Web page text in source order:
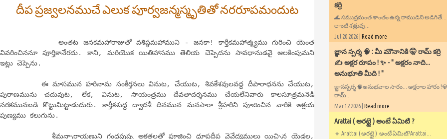
దీప ప్రజ్వలనముచే ఎలుక పూర్వజన్మస్మృతితో నరరూపమందుట
అంతట జనకమహారాజుతో వశిష్ఠమహాముని - జనకా! కార్తీకమహాత్మ్యము గురించి యెంత
వివరించిననూ పూర్తికానేరదు. కాని, మరియొక యితిహాసము తెలియ చెప్పెదను సావధానుడవై ఆలకింపుమని
ఇట్లు చెప్పెను.
ఈ మాసమున హరినామ సంకీర్తనలు వినుట, చేయుట, శివకేశవులవద్ద దీపారాధనను చేయుట,
పురాణమును చదువుట, లేక, వినుట, సాయంత్రము దేవతాదర్శనము చేయలేనివారు కాలసూత్రమనెడి
నరకమునబడి కొట్టుమిట్టాడుదురు. కార్తీకశుద్ద ద్వాదశీ దినమున మనసారా శ్రీహరిని పూజించిన వారికి అక్షయ
పుణ్యము కలుగును.
శ్రీమన్నారాయణుని గంధపుష్ప అక్షతలతో పూజించి ధూపదీప నైవేద్యములు యిచ్చిన యెడల,
కర్రి
🌊 సముద్రమంత శాంతం ఉన్న రాముడిని
లాంటి శత్రువు...
Jul 20 2026 | Read more
​జ్ఞాన స్పర్శ 🧠 : మీ మౌనానికి 🤫 రామ్ కర్రి
✍️ అక్షర రూపం ! ✨ - ​" అక్షరం నాది...
అనుభూతి మీది ! "
జ్ఞానస్పర్శ 🧠అనుభవాల సారం... అక్షరాల హారం
రామ్...
Mar 12 2026 | Read more
Arattai ( అరట్టై ) అంటే ఏమిటి ?
🔹 Arattai ( అరట్టై ) అంటే ఏమిటి?Arattai...